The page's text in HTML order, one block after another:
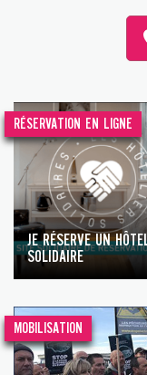
RÉSERVATION EN LIGNE
JE RÉSERVE UN
SOLIDAIRE
MOBILISATION